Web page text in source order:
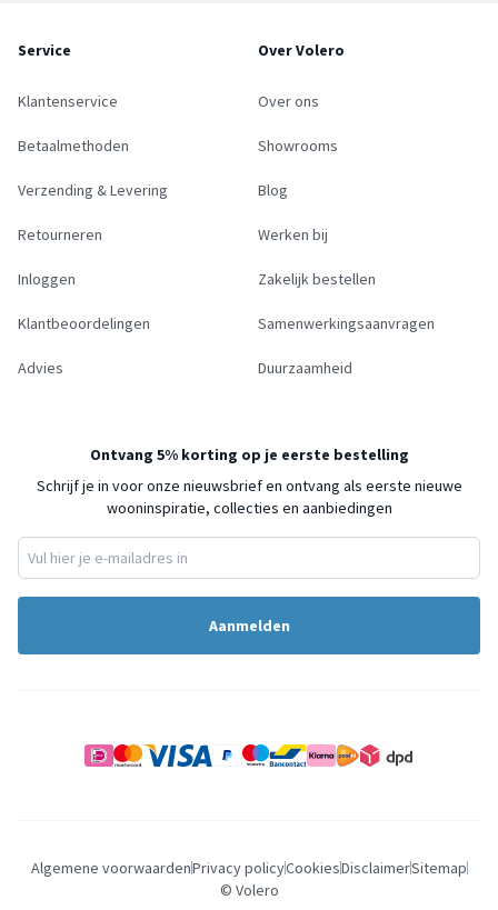
Service
Klantenservice
Betaalmethoden
Verzending & Levering
Retourneren
Inloggen
Klantbeoordelingen
Advies
Over Volero
Over ons
Showrooms
Blog
Werken bij
Zakelijk bestellen
Samenwerkingsaanvragen
Duurzaamheid
Ontvang 5% korting op je eerste bestelling
Schrijf je in voor onze nieuwsbrief en ontvang als eerste nieuwe
wooninspiratie, collecties en aanbiedingen
Aanmelden
Algemene voorwaardenPrivacy policyCookiesDisclaimerSitemap
© Volero